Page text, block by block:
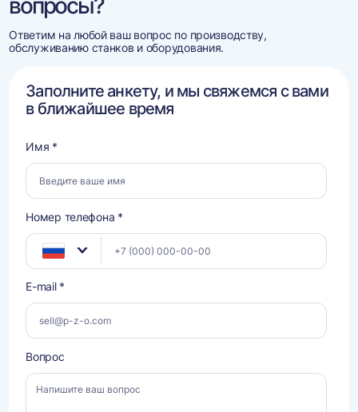
вопросы?
Ответим на любой ваш вопрос по производству,
обслуживанию станков и оборудования.
Заполните анкету, и мы свяжемся с вами
в ближайшее время
Имя *
Номер телефона *
E-mail *
Вопрос